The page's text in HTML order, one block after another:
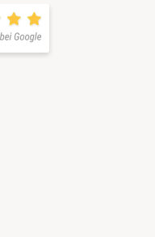
in neuem Fenster